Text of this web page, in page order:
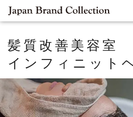
髪質改善美容室
インフィニット